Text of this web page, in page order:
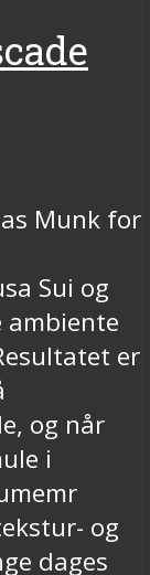
Munk for
Sui og
er
og når
i
og
dages